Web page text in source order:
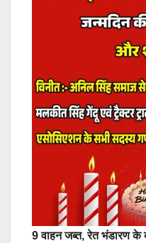
9 वाहन जब्त, रेत भंडारण के